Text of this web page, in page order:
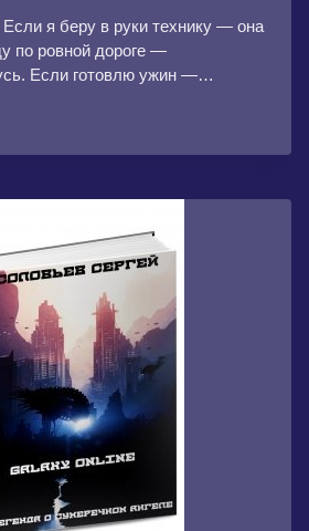
я беру в руки технику — она
по ровной дороге —
Если готовлю ужин —…